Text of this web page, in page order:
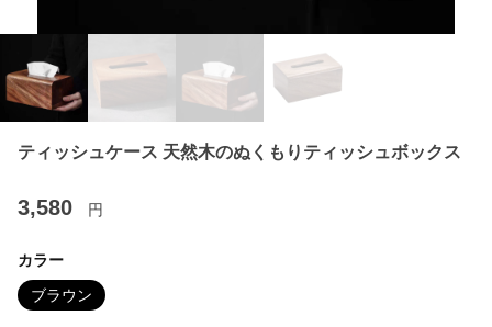
ティッシュケース 天然木のぬくもりティッシュボックス
3,580 円
カラー
ブラウン